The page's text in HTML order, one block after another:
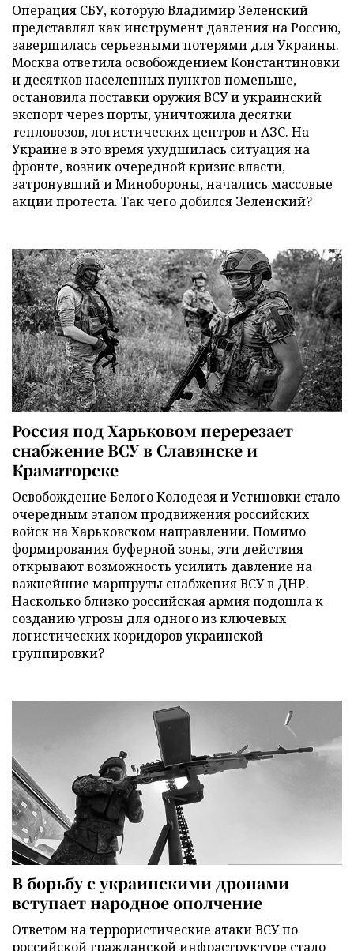
Операция СБУ, которую Владимир Зеленский
представлял как инструмент давления на Россию,
завершилась серьезными потерями для Украины.
Москва ответила освобождением Константиновки
и десятков населенных пунктов поменьше,
остановила поставки оружия ВСУ и украинский
экспорт через порты, уничтожила десятки
тепловозов, логистических центров и АЗС. На
Украине в это время ухудшилась ситуация на
фронте, возник очередной кризис власти,
затронувший и Минобороны, начались массовые
акции протеста. Так чего добился Зеленский?
Россия под Харьковом перерезает
снабжение ВСУ в Славянске и
Краматорске
Освобождение Белого Колодезя и Устиновки стало
очередным этапом продвижения российских
войск на Харьковском направлении. Помимо
формирования буферной зоны, эти действия
открывают возможность усилить давление на
важнейшие маршруты снабжения ВСУ в ДНР.
Насколько близко российская армия подошла к
созданию угрозы для одного из ключевых
логистических коридоров украинской
группировки?
В борьбу с украинскими дронами
вступает народное ополчение
Ответом на террористические атаки ВСУ по
российской гражданской инфраструктуре стало